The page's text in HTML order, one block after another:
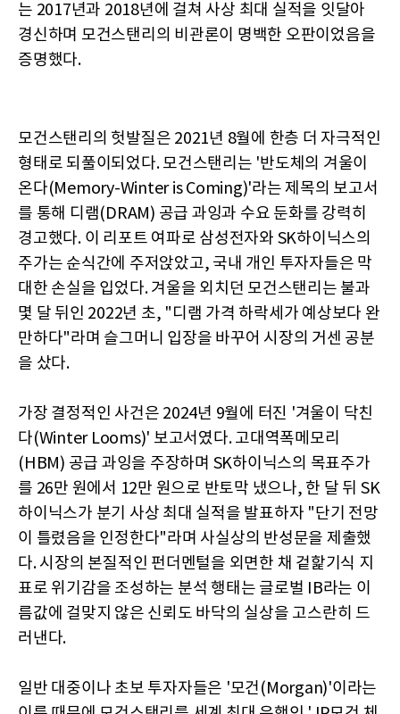
는 2017년과 2018년에 걸쳐 사상 최대 실적을 잇달아
경신하며 모건스탠리의 비관론이 명백한 오판이었음을
증명했다.
모건스탠리의 헛발질은 2021년 8월에 한층 더 자극적인
형태로 되풀이되었다. 모건스탠리는 '반도체의 겨울이
온다(Memory-Winter is Coming)'라는 제목의 보고서
를 통해 디램(DRAM) 공급 과잉과 수요 둔화를 강력히
경고했다. 이 리포트 여파로 삼성전자와 SK하이닉스의
주가는 순식간에 주저앉았고, 국내 개인 투자자들은 막
대한 손실을 입었다. 겨울을 외치던 모건스탠리는 불과
몇 달 뒤인 2022년 초, "디램 가격 하락세가 예상보다 완
만하다"라며 슬그머니 입장을 바꾸어 시장의 거센 공분
을 샀다.
가장 결정적인 사건은 2024년 9월에 터진 '겨울이 닥친
다(Winter Looms)' 보고서였다. 고대역폭메모리
(HBM) 공급 과잉을 주장하며 SK하이닉스의 목표주가
를 26만 원에서 12만 원으로 반토막 냈으나, 한 달 뒤 SK
하이닉스가 분기 사상 최대 실적을 발표하자 "단기 전망
이 틀렸음을 인정한다"라며 사실상의 반성문을 제출했
다. 시장의 본질적인 펀더멘털을 외면한 채 겉핥기식 지
표로 위기감을 조성하는 분석 행태는 글로벌 IB라는 이
름값에 걸맞지 않은 신뢰도 바닥의 실상을 고스란히 드
러낸다.
일반 대중이나 초보 투자자들은 '모건(Morgan)'이라는